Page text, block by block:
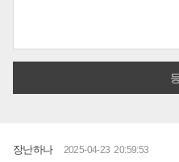
장난하나 2025-04-23 20:59:53